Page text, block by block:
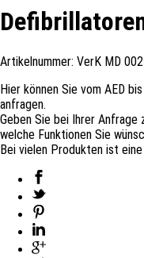
Artikelnummer: VerK MD 002
Hier können Sie vom AED
anfragen.
Geben Sie bei Ihrer Anfrage
welche Funktionen Sie
Bei vielen Produkten ist